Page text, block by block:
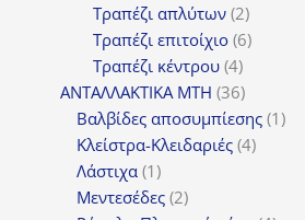
προϊόντα
Τραπέζι απλύτων 22
προϊόντα
Τραπέζι επιτοίχιο 66
Τραπέζι κέντρου 44
προϊόντα
ΑΝΤΑΛΛΑΚΤΙΚΑ MTH 3636
προϊόντα
Βαλβίδες αποσυμπίεσης 11
Κλείστρα-Κλειδαριές 44
Λάστιχα 11
προϊόν
Μεντεσέδες 22